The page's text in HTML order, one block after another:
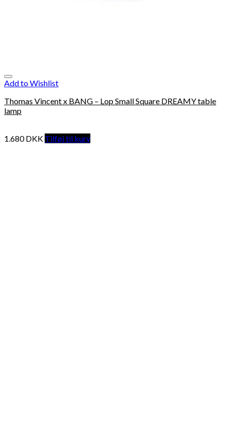
Add to Wishlist
Thomas Vincent x BANG – Lop Small Square DREAMY table
lamp
1.680DKK Tilføj til kurv